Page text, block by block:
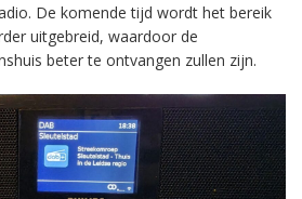
De komende tijd wordt het bereik
uitgebreid, waardoor de
beter te ontvangen zullen zijn.